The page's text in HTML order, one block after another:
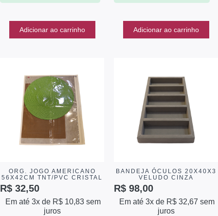
Adicionar ao carrinho Adicionar ao carrinho
ORG. JOGO AMERICANO
56X42CM TNT/PVC CRISTAL
R$ 32,50
Em até 3x de R$ 10,83 sem
juros
BANDEJA ÓCULOS 20X40X3
VELUDO CINZA
R$ 98,00
Em até 3x de R$ 32,67 sem
juros